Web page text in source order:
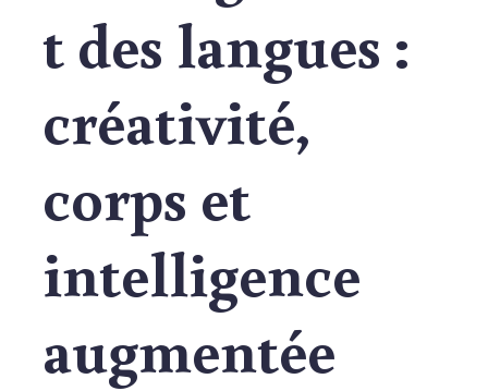
t des langues :
créativité,
corps et
intelligence
augmentée